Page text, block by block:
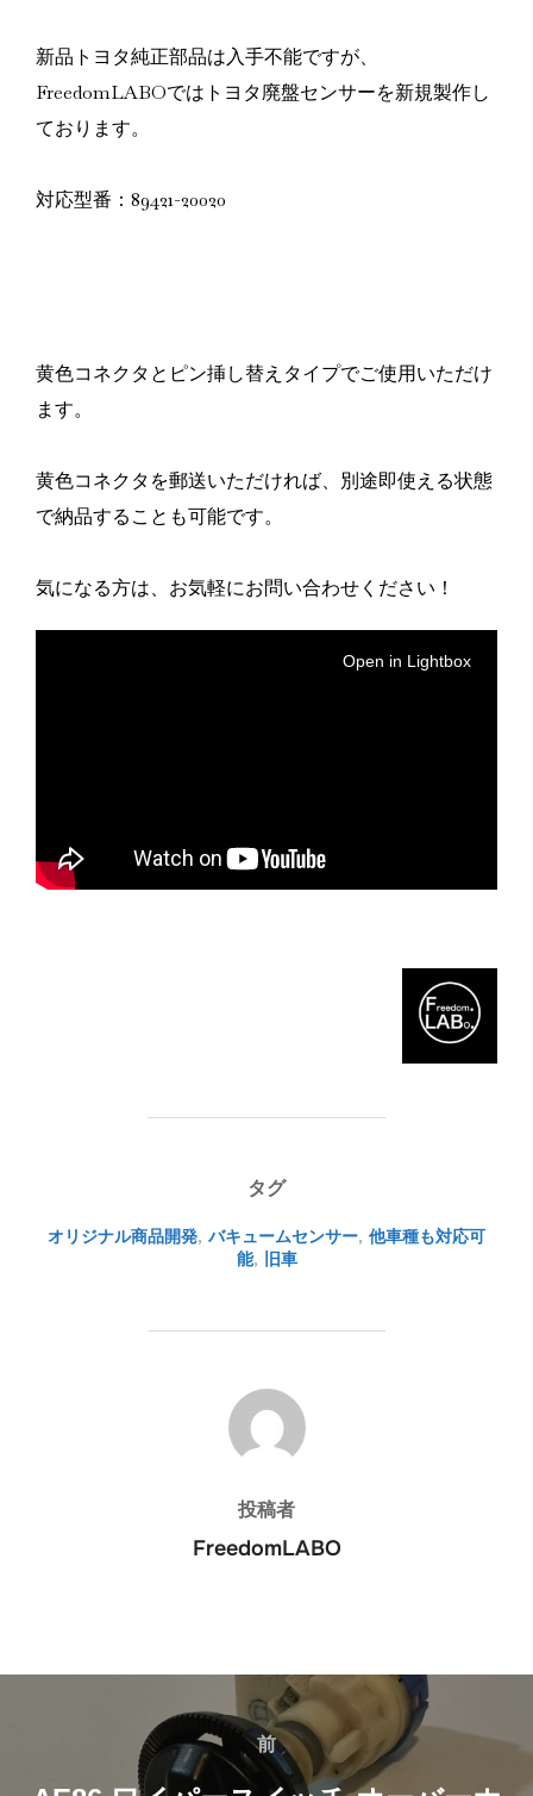
新品トヨタ純正部品は入手不能ですが、
FreedomLABOではトヨタ廃盤センサーを新規製作し
ております。
対応型番：89421-20020
黄色コネクタとピン挿し替えタイプでご使用いただけ
ます。
黄色コネクタを郵送いただければ、別途即使える状態
で納品することも可能です。
気になる方は、お気軽にお問い合わせください！
Open in Lightbox
タグ
オリジナル商品開発, バキュームセンサー, 他車種も対応可
能, 旧車
投稿者
投稿者
FreedomLABO
前
前